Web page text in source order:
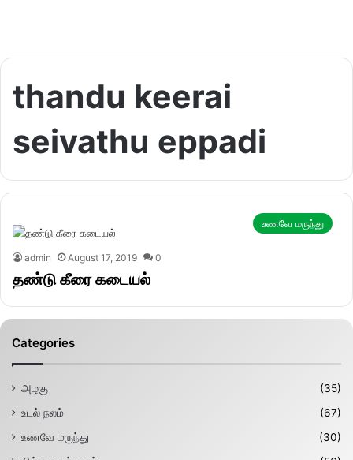
thandu keerai
seivathu eppadi
உணவே மருந்து
admin August 17, 2019 0
தண்டு கீரை கடையல்
Categories
அழகு
(35)
உடல் நலம்
(67)
உணவே மருந்து
(30)